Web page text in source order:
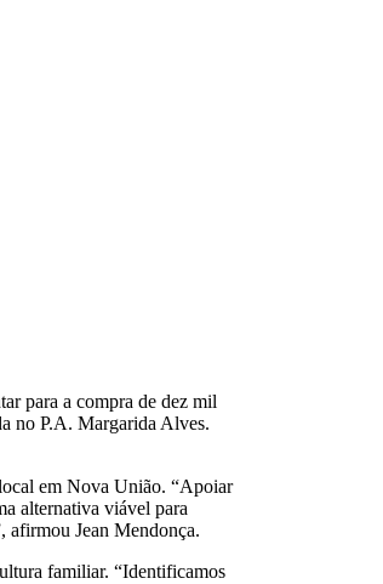
para a compra de dez mil
no P.A. Margarida Alves.
local em Nova União. “Apoiar
alternativa viável para
afirmou Jean Mendonça.
familiar. “Identificamos